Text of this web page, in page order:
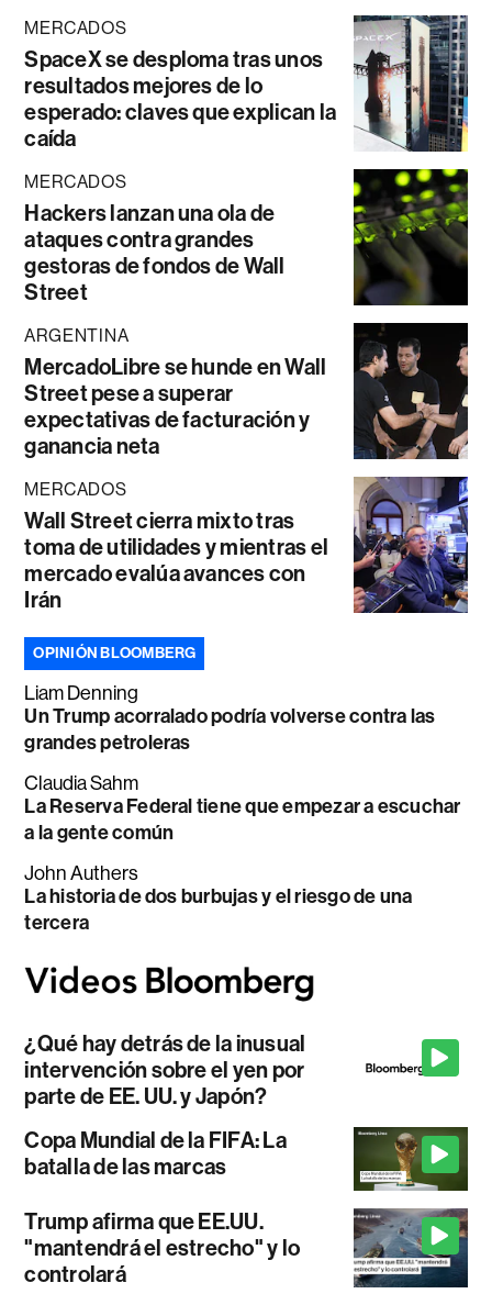
MERCADOS
SpaceX se desploma tras unos
resultados mejores de lo
esperado: claves que explican la
caída
MERCADOS
Hackers lanzan una ola de
ataques contra grandes
gestoras de fondos de Wall
Street
ARGENTINA
MercadoLibre se hunde en Wall
Street pese a superar
expectativas de facturación y
ganancia neta
MERCADOS
Wall Street cierra mixto tras
toma de utilidades y mientras el
mercado evalúa avances con
Irán
OPINIÓN BLOOMBERG
Liam Denning
Un Trump acorralado podría volverse contra las
grandes petroleras
Claudia Sahm
La Reserva Federal tiene que empezar a escuchar
a la gente común
John Authers
La historia de dos burbujas y el riesgo de una
tercera
¿Qué hay detrás de la inusual
intervención sobre el yen por
parte de EE. UU. y Japón?
Copa Mundial de la FIFA: La
batalla de las marcas
Trump afirma que EE.UU.
"mantendrá el estrecho" y lo
controlará